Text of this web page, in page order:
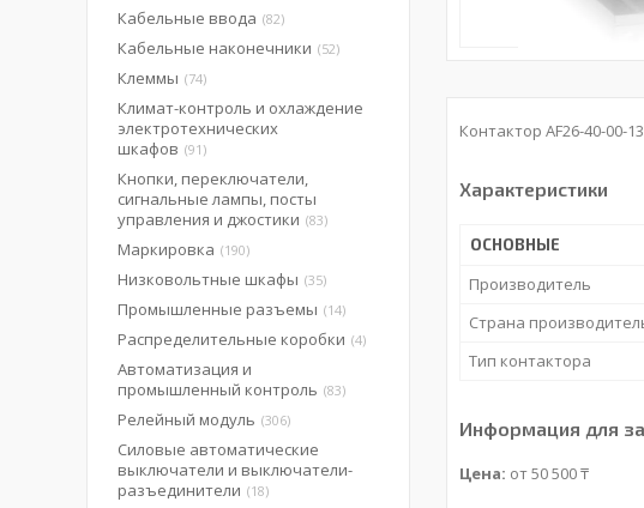
Контактор AF26-40-00-
Характеристики
ОСНОВНЫЕ
Производитель
Страна
Тип контактора
Информация для
Цена: от 50 500 ₸
Кабельные ввода 82
Кабельные наконечники 52
Клеммы 74
Климат-контроль и охлаждение
электротехнических
шкафов 91
Кнопки, переключатели,
сигнальные лампы, посты
управления и джостики 83
Маркировка 190
Низковольтные шкафы 35
Промышленные разъемы 14
Распределительные коробки 4
Автоматизация и
промышленный контроль 83
Релейный модуль 306
Силовые автоматические
выключатели и выключатели-
разъединители
18